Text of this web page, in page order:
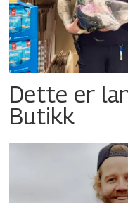
Dette er
Butikk